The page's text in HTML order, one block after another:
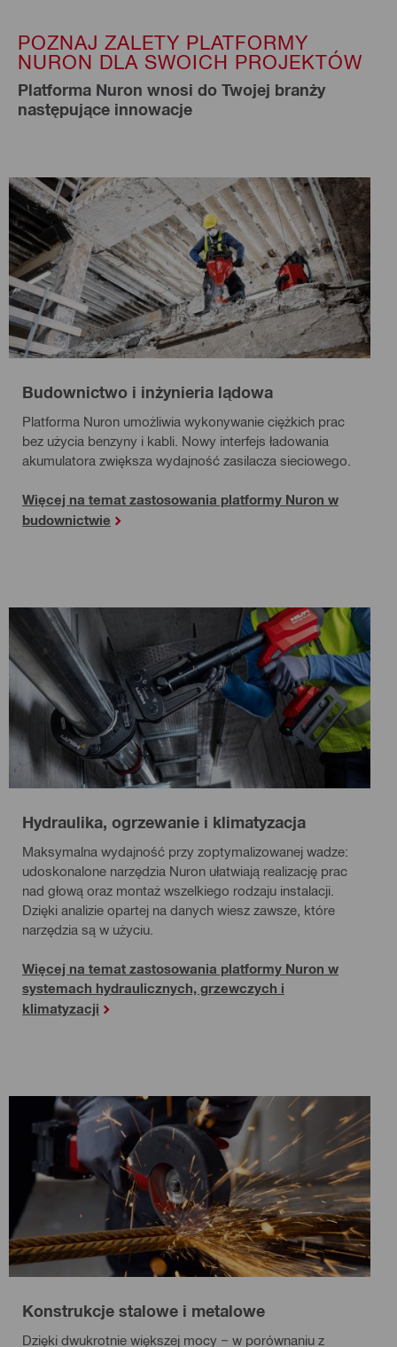
POZNAJ ZALETY PLATFORMY
NURON DLA SWOICH PROJEKTÓW
Platforma Nuron wnosi do Twojej branży
następujące innowacje
Budownictwo i inżynieria lądowa
Platforma Nuron umożliwia wykonywanie ciężkich prac
bez użycia benzyny i kabli. Nowy interfejs ładowania
akumulatora zwiększa wydajność zasilacza sieciowego.
Więcej na temat zastosowania platformy Nuron w
budownictwie
Hydraulika, ogrzewanie i klimatyzacja
Maksymalna wydajność przy zoptymalizowanej wadze:
udoskonalone narzędzia Nuron ułatwiają realizację prac
nad głową oraz montaż wszelkiego rodzaju instalacji.
Dzięki analizie opartej na danych wiesz zawsze, które
narzędzia są w użyciu.
Więcej na temat zastosowania platformy Nuron w
systemach hydraulicznych, grzewczych i
klimatyzacji
Konstrukcje stalowe i metalowe
Dzięki dwukrotnie większej mocy − w porównaniu z